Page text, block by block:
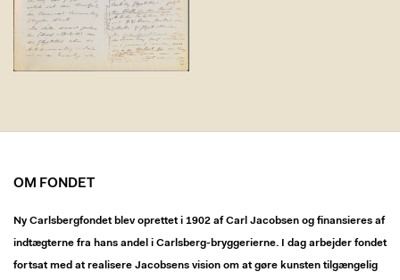
OM FONDET
Ny Carlsbergfondet blev oprettet i 1902 af Carl Jacobsen og finansieres af
indtægterne fra hans andel i Carlsberg-bryggerierne. I dag arbejder fondet
fortsat med at realisere Jacobsens vision om at gøre kunsten tilgængelig